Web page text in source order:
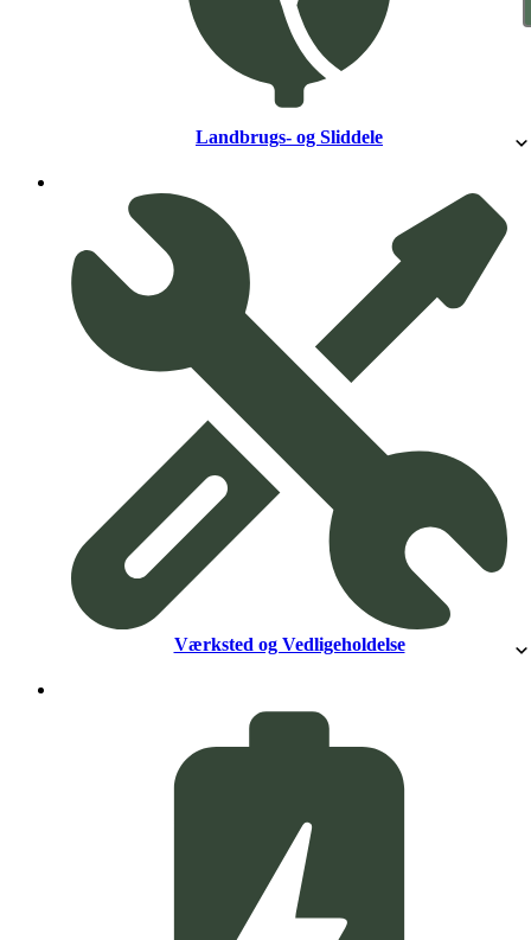
Landbrugs- og Sliddele
Værksted og Vedligeholdelse